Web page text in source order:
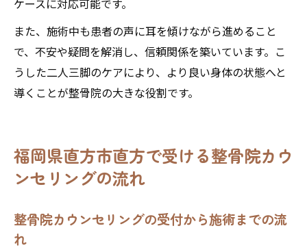
ケースに対応可能です。
また、施術中も患者の声に耳を傾けながら進めること
で、不安や疑問を解消し、信頼関係を築いています。こ
うした二人三脚のケアにより、より良い身体の状態へと
導くことが整骨院の大きな役割です。
福岡県直方市直方で受ける整骨院カウ
ンセリングの流れ
整骨院カウンセリングの受付から施術までの流
れ